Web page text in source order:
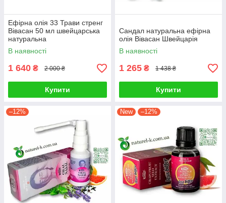
Ефірна олія 33 Трави стренг
Вівасан 50 мл швейцарська
натуральна
В наявності
1 640 ₴ 2 000 ₴
Купити
Сандал натуральна ефірна
олія Вівасан Швейцарія
В наявності
1 265 ₴ 1 438 ₴
Купити
–12% New –12%